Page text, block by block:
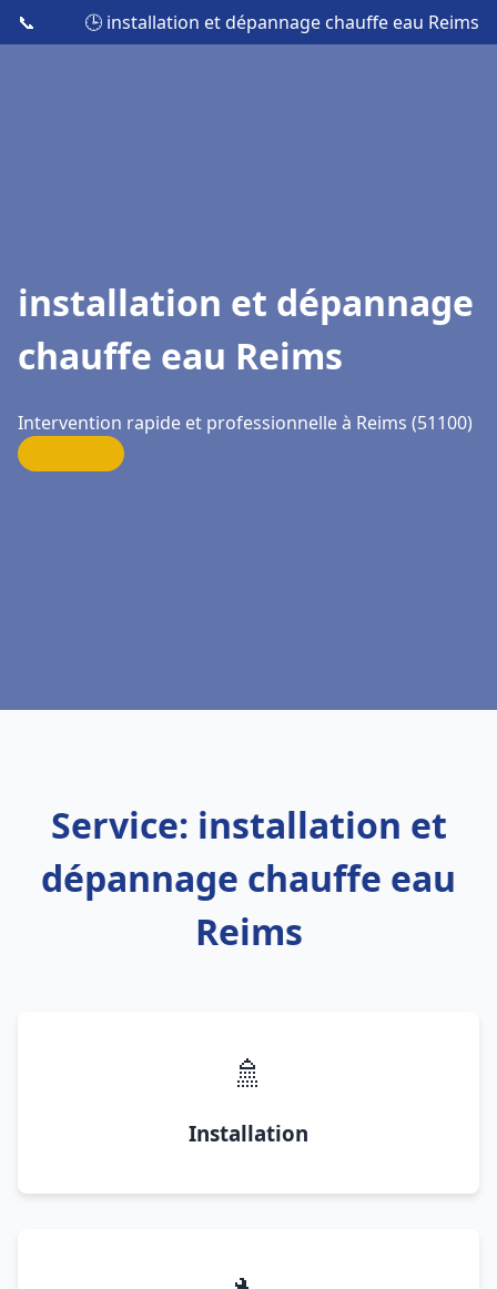
📞 🕒 installation et dépannage chauffe eau Reims
installation et dépannage
chauffe eau Reims
Intervention rapide et professionnelle à Reims (51100)
Service: installation et
dépannage chauffe eau
Reims
🚿
Installation